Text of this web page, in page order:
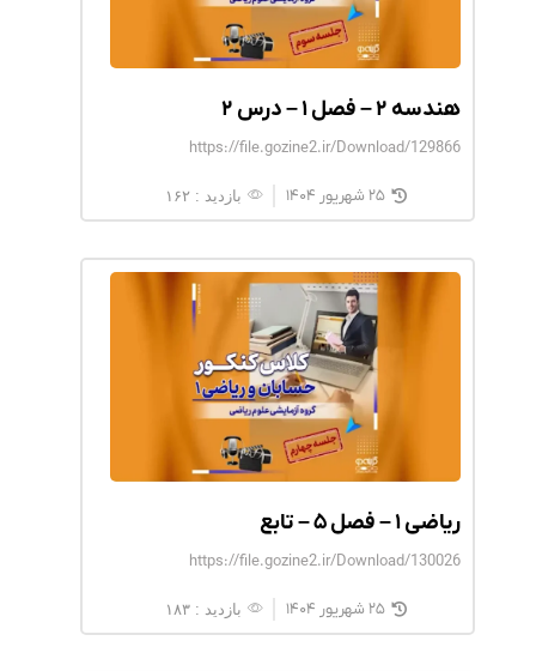
هندسه ۲ – فصل ۱ – درس ۲
https://file.gozine2.ir/Download/129866
۲۵ شهریور ۱۴۰۴ بازدید : ۱۶۲
ریاضی ۱ – فصل ۵ – تابع
https://file.gozine2.ir/Download/130026
۲۵ شهریور ۱۴۰۴ بازدید : ۱۸۳